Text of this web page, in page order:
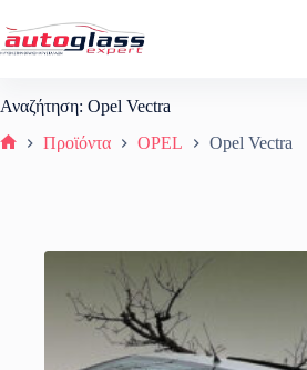
στο
περιεχόμενο
Αναζήτηση: Opel Vectra
Προϊόντα OPEL Opel Vectra